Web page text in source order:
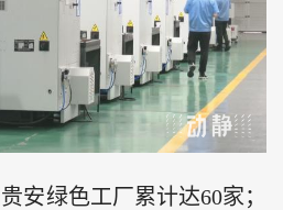
安绿色工厂累计达60家；